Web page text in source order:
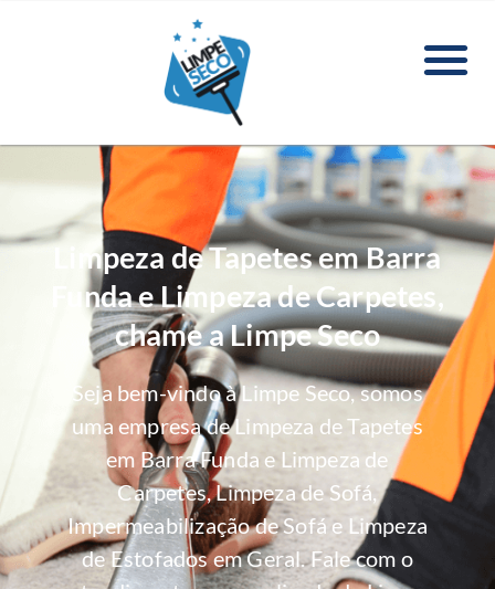
Limpeza de Tapetes em Barra
Funda e Limpeza de Carpetes,
chame a Limpe Seco
Seja bem-vindo à Limpe Seco, somos
uma empresa de Limpeza de Tapetes
em Barra Funda e Limpeza de
Carpetes, Limpeza de Sofá,
Impermeabilização de Sofá e Limpeza
de Estofados em Geral. Fale com o